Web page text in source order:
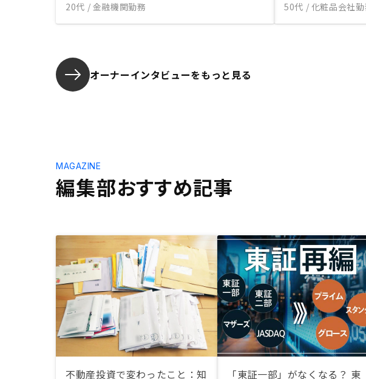
20代 / 金融機関勤務 50代 / 化粧品会社勤
オーナーインタビューをもっと見る
編集部おすすめ記事
MAGAZINE
不動産投資で変わったこと：知
「東証一部」がなくなる？ 東